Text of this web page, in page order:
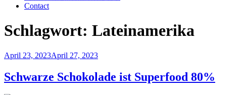
Contact
Schlagwort: Lateinamerika
Veröffentlicht
April 23, 2023April 27, 2023
Schwarze Schokolade ist Superfood 80%